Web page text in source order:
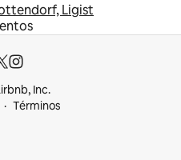
Ligist
Inc.
Términos